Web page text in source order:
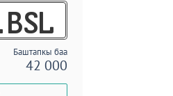
BSL
Баштапкы баа
42 000